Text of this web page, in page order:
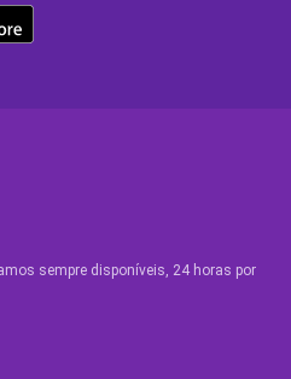
sempre disponíveis, 24 horas por